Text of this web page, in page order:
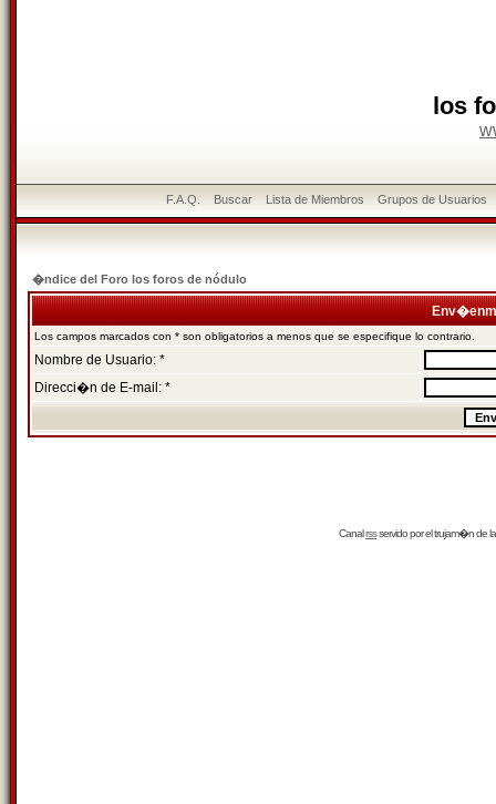
los
F.A.Q. Buscar Lista de Miembros Grupos de Usuarios
�ndice del Foro los foros de nódulo
Los campos marcados con * son obligatorios a menos que se especifique lo contrario.
Nombre de Usuario: *
Direcci�n de E-mail: *
Canalrssservido por eltrujam�nde